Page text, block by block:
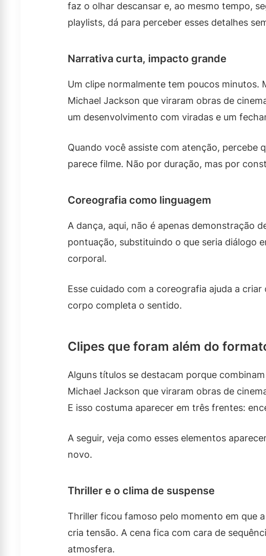
faz o olhar descansar e, ao mesmo tempo,
playlists, dá para perceber esses detalhes
Narrativa curta, impacto grande
Um clipe normalmente tem poucos minutos.
Michael Jackson que viraram obras de
um desenvolvimento com viradas e um
Quando você assiste com atenção, percebe
parece filme. Não por duração, mas por
Coreografia como linguagem
A dança, aqui, não é apenas demonstração
pontuação, substituindo o que seria diálogo
corporal.
Esse cuidado com a coreografia ajuda a
corpo completa o sentido.
Clipes que foram além do
Alguns títulos se destacam porque
Michael Jackson que viraram obras de
E isso costuma aparecer em três frentes:
A seguir, veja como esses elementos
novo.
Thriller e o clima de suspense
Thriller ficou famoso pelo momento em que
cria tensão. A cena fica com cara de
atmosfera.